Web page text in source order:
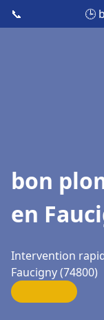
📞 🕒
bon
en
Intervention
Faucigny (74800)